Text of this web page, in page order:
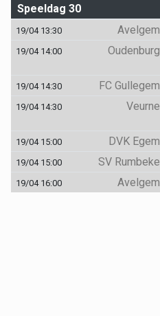
Speeldag 30
19/04 13:30 Avelgem
19/04 14:00 Oudenburg
19/04 14:30 FC Gullegem
19/04 14:30 Veurne
19/04 15:00 DVK Egem
19/04 15:00 SV Rumbeke
19/04 16:00 Avelgem